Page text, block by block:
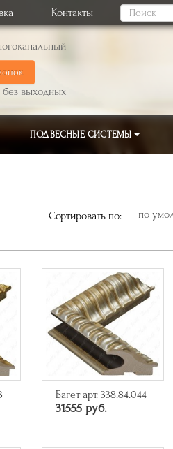
Контакты
без выходных
ПОДВЕСНЫЕ СИСТЕМЫ
Сортировать по:
Багет арт. 338.84.044
31555 руб.